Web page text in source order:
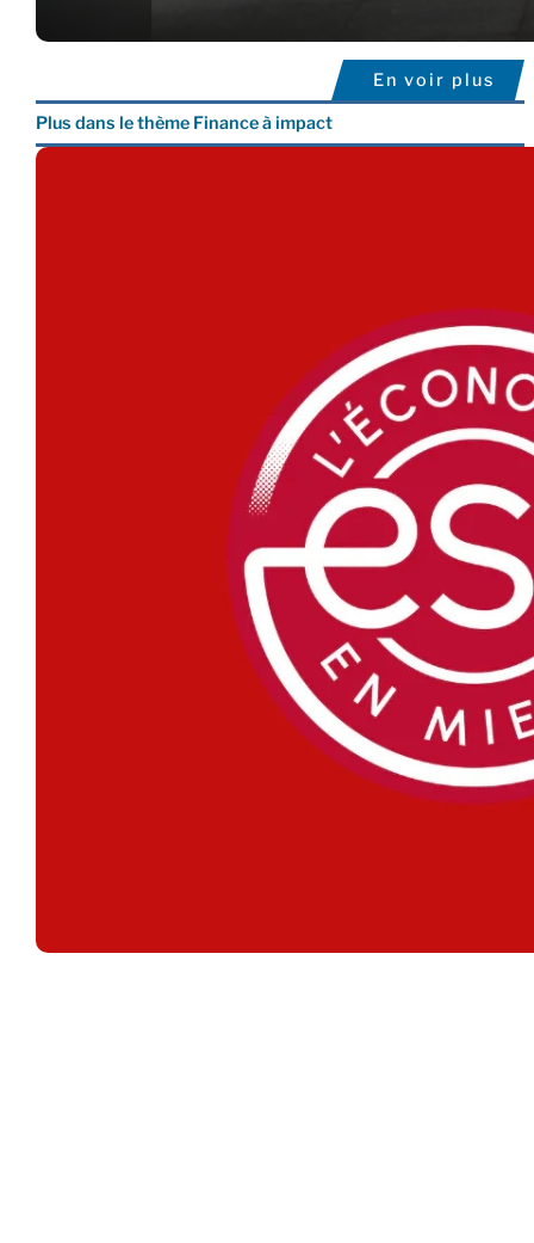
En voir plus
Plus dans le thème Finance à impact